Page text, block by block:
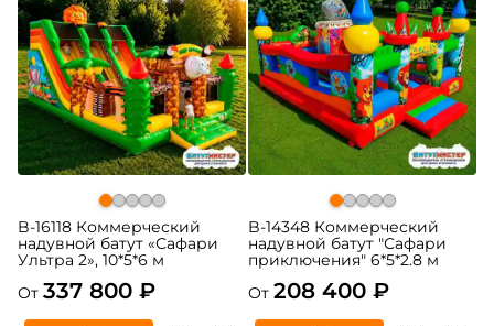
B-16118 Коммерческий
надувной батут «Сафари
Ультра 2», 10*5*6 м
От 337 800 ₽
B-14348 Коммерческий
надувной батут "Сафари
приключения" 6*5*2.8 м
От 208 400 ₽